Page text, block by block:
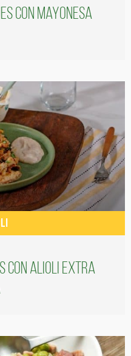
con mayonesa
con alioli extra